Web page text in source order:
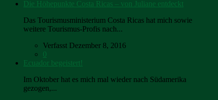
Die Höhepunkte Costa Ricas – von Juliane entdeckt
Das Tourismusministerium Costa Ricas hat mich sowie
weitere Tourismus-Profis nach...
Verfasst Dezember 8, 2016
0
Ecuador begeistert!
Im Oktober hat es mich mal wieder nach Südamerika
gezogen,...